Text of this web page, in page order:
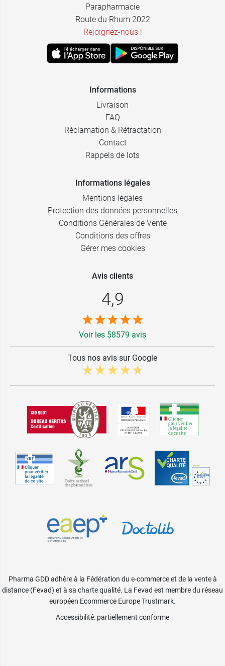
Parapharmacie
Route du Rhum 2022
Rejoignez-nous !
Informations
Livraison
FAQ
Réclamation & Rétractation
Contact
Rappels de lots
Informations légales
Mentions légales
Protection des données personnelles
Conditions Générales de Vente
Conditions des offres
Gérer mes cookies
Avis clients
4,9
Voir les 58579 avis
Tous nos avis sur Google
Pharma GDD adhère à la Fédération du e-commerce et de la vente à
distance (Fevad) et à sa charte qualité. La Fevad est membre du réseau
européen Ecommerce Europe Trustmark.
Accessibilité: partiellement conforme